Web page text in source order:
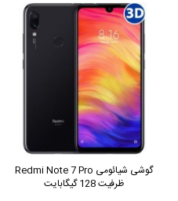
گوشی شیائومی Redmi Note 7 Pro
ظرفیت 128 گیگابایت